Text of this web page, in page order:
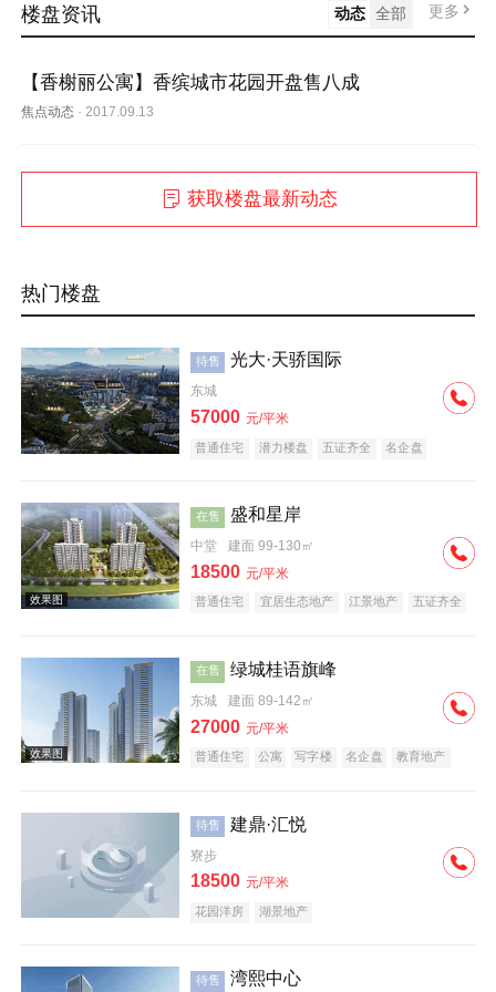
楼盘资讯 动态 全部 更多
【香榭丽公寓】香缤城市花园开盘售八成
焦点动态 ·2017.09.13
获取楼盘最新动态
热门楼盘
待售 光大·天骄国际
东城
57000 元/平米
普通住宅 潜力楼盘 五证齐全 名企盘
在售 盛和星岸
中堂 建面 99-130㎡
18500 元/平米
普通住宅 宜居生态地产 江景地产 五证齐全
在售 绿城桂语旗峰
东城 建面 89-142㎡
27000 元/平米
普通住宅 公寓 写字楼 名企盘 教育地产
待售 建鼎·汇悦
寮步
18500 元/平米
花园洋房 湖景地产
待售 湾熙中心